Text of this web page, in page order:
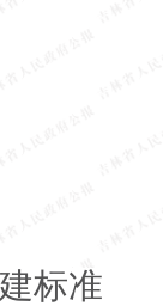
标准